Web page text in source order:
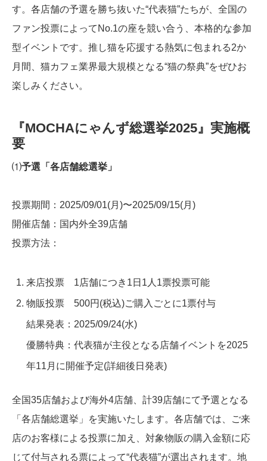
す。各店舗の予選を勝ち抜いた“代表猫”たちが、全国の
ファン投票によってNo.1の座を競い合う、本格的な参加
型イベントです。推し猫を応援する熱気に包まれる2か
月間、猫カフェ業界最大規模となる“猫の祭典”をぜひお
楽しみください。
『MOCHAにゃんず総選挙2025』実施概
要
⑴予選「各店舗総選挙」
投票期間：2025/09/01(月)〜2025/09/15(月)
開催店舗：国内外全39店舗
投票方法：
来店投票 1店舗につき1日1人1票投票可能
物販投票 500円(税込)ご購入ごとに1票付与
結果発表：2025/09/24(水)
優勝特典：代表猫が主役となる店舗イベントを2025
年11月に開催予定(詳細後日発表)
全国35店舗および海外4店舗、計39店舗にて予選となる
「各店舗総選挙」を実施いたします。各店舗では、ご来
店のお客様による投票に加え、対象物販の購入金額に応
じて付与される票によって“代表猫”が選出されます。地